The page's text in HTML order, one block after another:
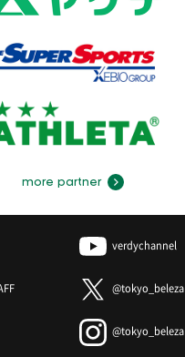
more partner
verdychannel
@tokyo_beleza
@tokyo_beleza